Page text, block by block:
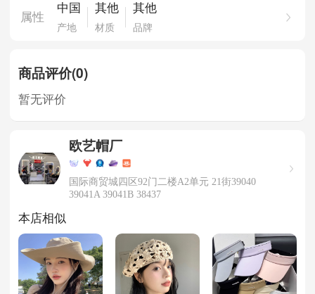
属性
中国
产地
其他
材质
其他
品牌
商品评价(0)
暂无评价
欧艺帽厂
国际商贸城四区92门二楼A2单元 21街39040
39041A 39041B 38437
本店相似